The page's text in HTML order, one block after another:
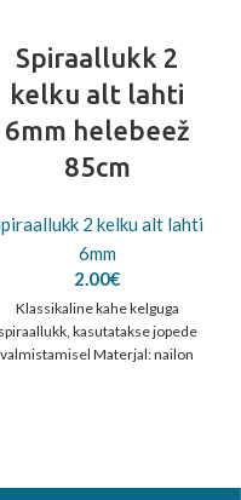
Spiraallukk 2
kelku alt lahti
6mm helebeež
85cm
2 kelku alt lahti
6mm
2.00€
Klassikaline kahe kelguga
spiraallukk, kasutatakse jopede
valmistamisel Materjal: nailon